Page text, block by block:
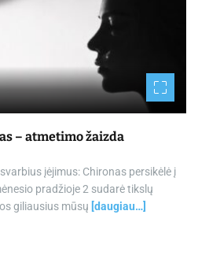
– atmetimo žaizda
įėjimus: Chironas persikėlė į
pradžioje 2 sudarė tikslų
giliausius mūsų [daugiau…]